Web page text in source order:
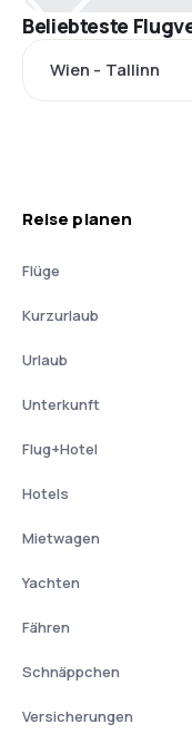
Beliebteste
Wien - Tallinn
Reise planen
Flüge
Kurzurlaub
Urlaub
Unterkunft
Flug+Hotel
Hotels
Mietwagen
Yachten
Fähren
Schnäppchen
Versicherungen